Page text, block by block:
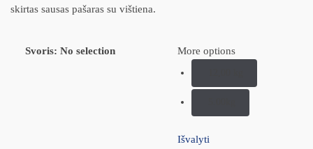
skirtas sausas pašaras su vištiena.
Svoris: No selection More options
Išvalyti